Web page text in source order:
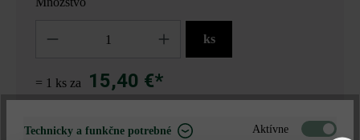
ks
= 1 ks za 15,40 €*
Technicky a funkčne potrebné Aktívne